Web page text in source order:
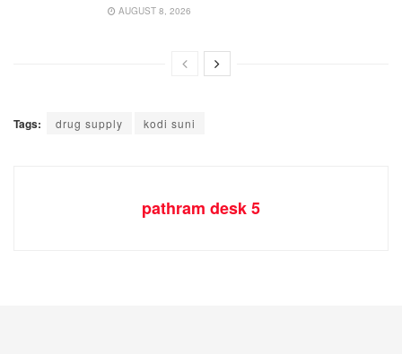
AUGUST 8, 2026
Tags: drug supply kodi suni
pathram desk 5